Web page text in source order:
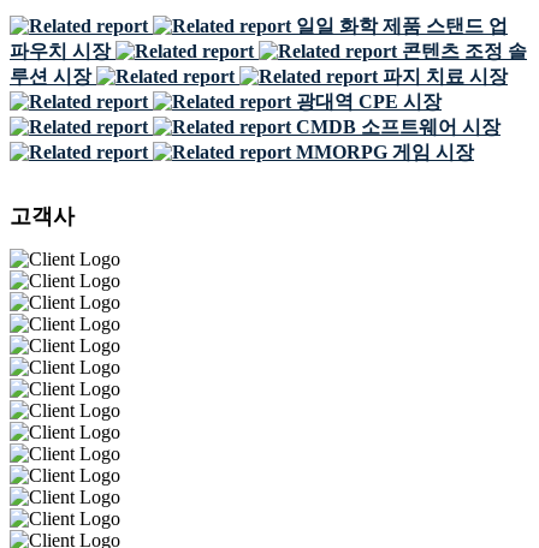
일일 화학 제품 스탠드 업
파우치 시장
콘텐츠 조정 솔
루션 시장
파지 치료 시장
광대역 CPE 시장
CMDB 소프트웨어 시장
MMORPG 게임 시장
고객사